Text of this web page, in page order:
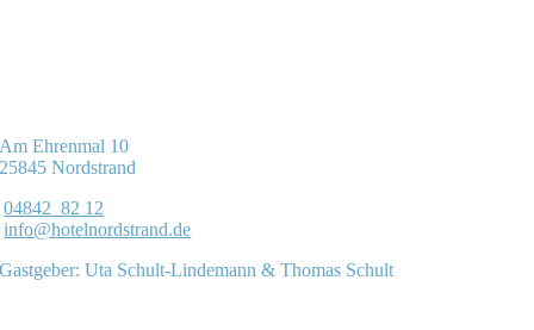
Am Ehrenmal 10
25845 Nordstrand
04842 82 12
info@hotelnordstrand.de
Gastgeber: Uta Schult-Lindemann & Thomas Schult